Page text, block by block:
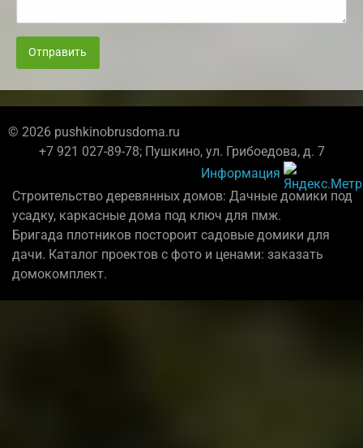
Отправить
© 2026 pushkinobrusdoma.ru
+7 921 027-89-78; Пушкино, ул. Грибоедова, д. 7
Информация
Строительство деревянных домов: Дачные домики под
усадку, каркасные дома под ключ для пмж.
Бригада плотников постороит садовые домики для
дачи. Каталог проектов с фото и ценами: заказать
домокомплект.